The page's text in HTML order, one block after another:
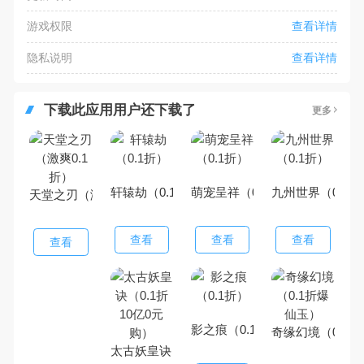
游戏权限 查看详情
隐私说明 查看详情
下载此应用用户还下载了 更多
天堂之刃（激爽0.1折）
查看
轩辕劫（0.1折）
查看
萌宠呈祥（0.1折）
查看
九州世界（0.1折
查看
太古妖皇诀（0.1折10亿0元购）
影之痕（0.1折）奇缘幻境（0.1